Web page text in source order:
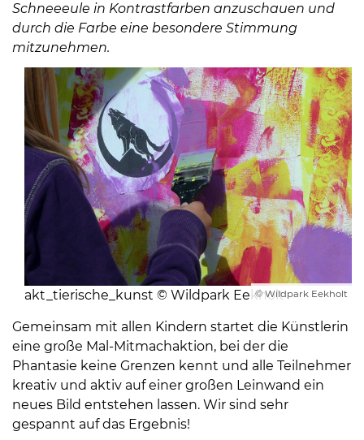
Do
und
sowie
außerhalb
der
Öffnungszeiten
nach
Vereinbarung.
Schneeeule in Kontrastfarben anzuschauen und
durch die Farbe eine besondere Stimmung
mitzunehmen.
© Wildpark Eekholt
akt_tierische_kunst © Wildpark Eekholt
Gemeinsam mit allen Kindern startet die Künstlerin
eine große Mal-Mitmachaktion, bei der die
Phantasie keine Grenzen kennt und alle Teilnehmer
kreativ und aktiv auf einer großen Leinwand ein
neues Bild entstehen lassen. Wir sind sehr
gespannt auf das Ergebnis!